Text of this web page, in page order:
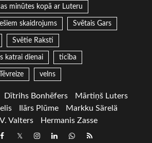
minūtes kopā ar Luteru
skaidrojums Svētais Gars
Svētie Raksti
katrai dienai ticība
Tēvreize velns
Dītrihs Bonhēfers
Mārtiņš Luters
Ilārs Plūme
Markku Särelä
Valters
Hermanis Zasse
Facebook
TwitterInstagram
LinkedInwhatsapp
RSS